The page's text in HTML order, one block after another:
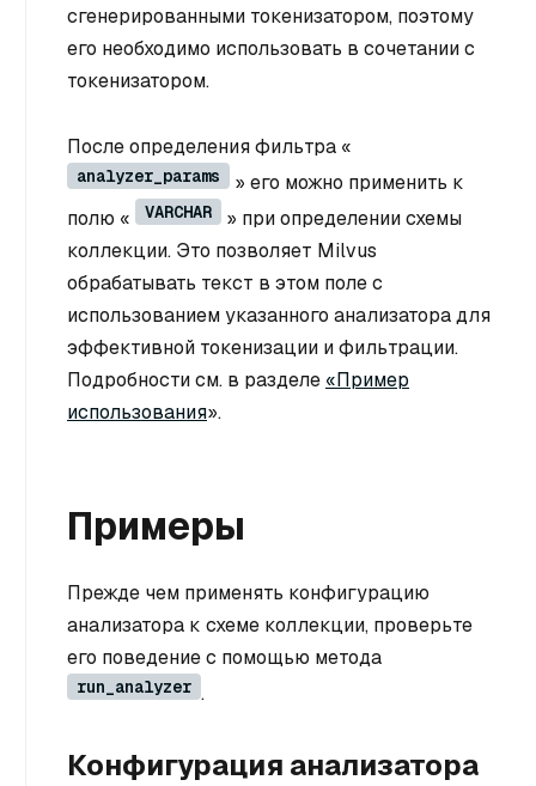
сгенерированными токенизатором, поэтому
его необходимо использовать в сочетании с
токенизатором.
После определения фильтра «
analyzer_params
» его можно применить к
полю «
VARCHAR
» при определении схемы
коллекции. Это позволяет Milvus
обрабатывать текст в этом поле с
использованием указанного анализатора для
эффективной токенизации и фильтрации.
Подробности см. в разделе «Пример
использования».
Примеры
Прежде чем применять конфигурацию
анализатора к схеме коллекции, проверьте
его поведение с помощью метода
run_analyzer .
Конфигурация анализатора